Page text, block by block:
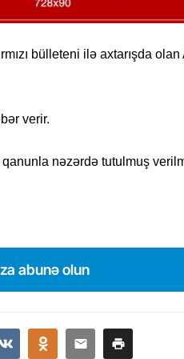
bülleteni ilə axtarışda
verir.
nəzərdə tutulmuş
abunə olun